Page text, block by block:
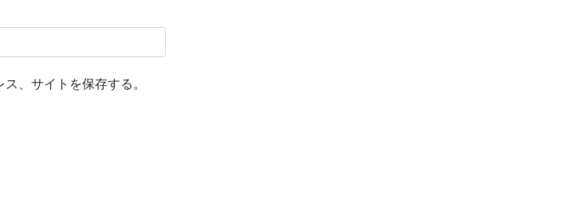
、サイトを保存する。